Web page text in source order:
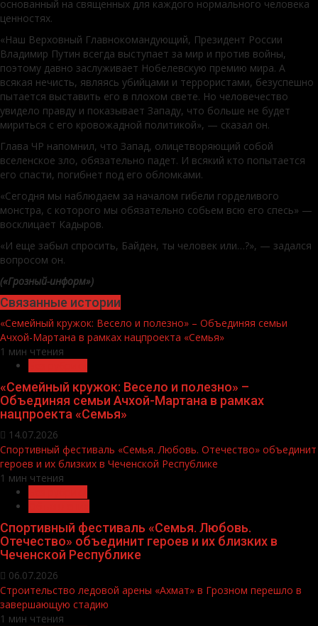
основанный на священных для каждого нормального человека
ценностях.
«Наш Верховный Главнокомандующий, Президент России
Владимир Путин всегда выступает за мир и против войны,
поэтому давно заслуживает Нобелевскую премию мира. А
всякая нечисть, являясь убийцами и террористами, безуспешно
пытается выставить его в плохом свете. Но человечество
увидело правду и показывает Западу, что больше не будет
мириться с его кровожадной политикой», — сказал он.
Глава ЧР напомнил, что Запад, олицетворяющий собой
вселенское зло, обязательно падет. И всякий кто попытается
его спасти, погибнет под его обломками.
«Сегодня мы наблюдаем за началом гибели горделивого
монстра, с которого мы обязательно собьем всю его спесь» —
восклицает Кадыров.
«И еще забыл спросить, Байден, ты человек или…?», — задался
вопросом он.
(«Грозный-информ»)
Связанные истории
«Семейный кружок: Весело и полезно» – Объединяя семьи
Ачхой-Мартана в рамках нацпроекта «Семья»
1 мин чтения
«Семейный кружок: Весело и полезно» –
Объединяя семьи Ачхой-Мартана в рамках
нацпроекта «Семья»
14.07.2026
Спортивный фестиваль «Семья. Любовь. Отечество» объединит
героев и их близких в Чеченской Республике
1 мин чтения
Спортивный фестиваль «Семья. Любовь.
Отечество» объединит героев и их близких в
Чеченской Республике
06.07.2026
Строительство ледовой арены «Ахмат» в Грозном перешло в
завершающую стадию
1 мин чтения